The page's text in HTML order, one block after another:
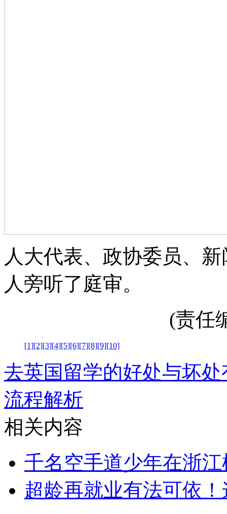
人大代表、政协委员、
人旁听了庭审。
(责任
[1][2][3][4][5][6][7][8][9][10]
去英国留学的好处与坏
流程解析
相关内容
千名空手道少年在浙
超龄再就业有法可依